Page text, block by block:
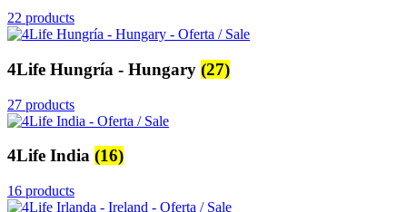
22 products
4Life Hungría - Hungary (27)
27 products
4Life India (16)
16 products